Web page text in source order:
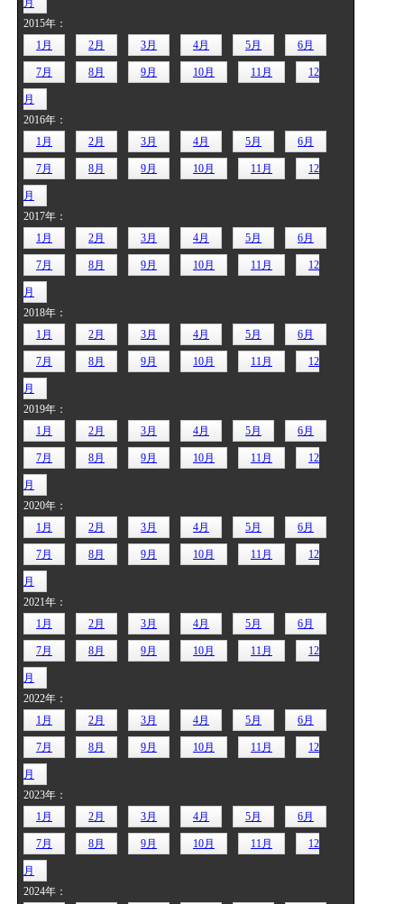
月
2015年：
1月
2月 3月 4月 5月 6月
7月 8月 9月 10月 11月 12
月
2016年：
1月
2月 3月 4月 5月 6月
7月 8月 9月 10月 11月 12
月
2017年：
1月
2月 3月 4月 5月 6月
7月 8月 9月 10月 11月 12
月
2018年：
1月
2月 3月 4月 5月 6月
7月 8月 9月 10月 11月 12
月
2019年：
1月
2月 3月 4月 5月 6月
7月 8月 9月 10月 11月 12
月
2020年：
1月
2月 3月 4月 5月 6月
7月 8月 9月 10月 11月 12
月
2021年：
1月
2月 3月 4月 5月 6月
7月 8月 9月 10月 11月 12
月
2022年：
1月
2月 3月 4月 5月 6月
7月 8月 9月 10月 11月 12
月
2023年：
1月
2月 3月 4月 5月 6月
7月 8月 9月 10月 11月 12
月
2024年：